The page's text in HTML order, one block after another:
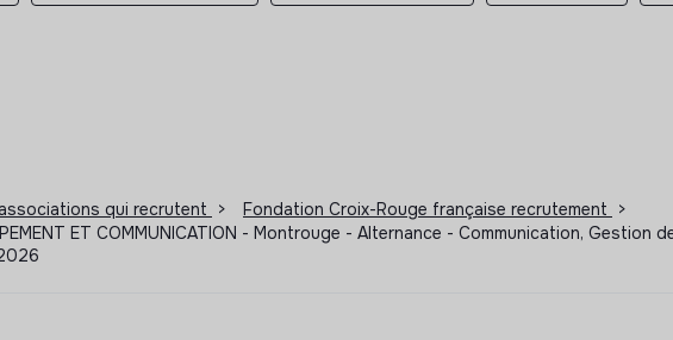
qui recrutent > Fondation Croix-Rouge française recrutement
>
ET COMMUNICATION - Montrouge - Alternance - Communication,